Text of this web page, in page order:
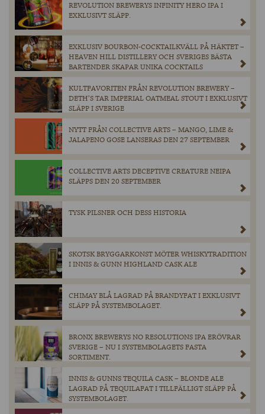
REVOLUTION BREWERYS INFINITY HERO IPA I
EXKLUSIVT SLÄPP.
EXKLUSIV BOURBON-COCKTAILKVÄLL PÅ HÄKTET –
HEAVEN HILL DISTILLERY OCH SVERIGES BÄSTA
BARTENDER SKAPAR UNIKA COCKTAILS
KULTFAVORITEN FRÅN REVOLUTION BREWERY –
DETH’S TAR IMPERIAL OATMEAL STOUT I EXKLUSIVT
SLÄPP I SVERIGE
NYTT FRÅN COLLECTIVE ARTS – MANGO, LIME &
JALAPENO GOSE LANSERAS DEN 27 SEPTEMBER
COLLECTIVE ARTS DECEPTIVE CREATURE NEIPA
SLÄPPS DEN 20 SEPTEMBER
TYSK PILSNER OCH DESS HISTORIA
SKOTSK BRYGGARKONST MÖTER WHISKYTRADITION
I INNIS & GUNN HIGHLAND CASK ALE
CHIMAY BLÅ LAGRAD PÅ BRANDYFAT I EXKLUSIVT
SLÄPP PÅ SYSTEMBOLAGET.
BRONX BREWERYS NO RESOLUTIONS IPA ERÖVRAR
SVERIGE – NU I SYSTEMBOLAGETS FASTA
SORTIMENT.
INNIS & GUNNS TEQUILA CASK – BLONDE ALE
LAGRAD PÅ TEQUILAFAT I TILLFÄLLIGT SLÄPP PÅ
SYSTEMBOLAGET.